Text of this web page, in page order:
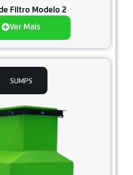
Filtro Modelo 2
Ver Mais
SUMPS